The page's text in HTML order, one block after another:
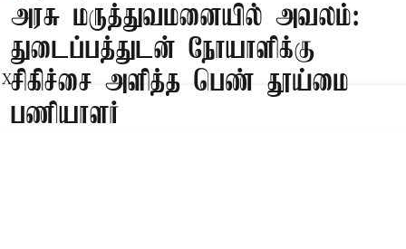
அரசு மருத்துவமனையில் அவலம்:
துடைப்பத்துடன் நோயாளிக்கு
சிகிச்சை அளித்த பெண் தூய்மை
பணியாளர்
X